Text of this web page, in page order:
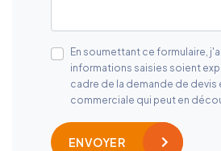
En soumettant ce formulaire,
informations saisies soient
cadre de la demande de devis
commerciale qui peut en
ENVOYER